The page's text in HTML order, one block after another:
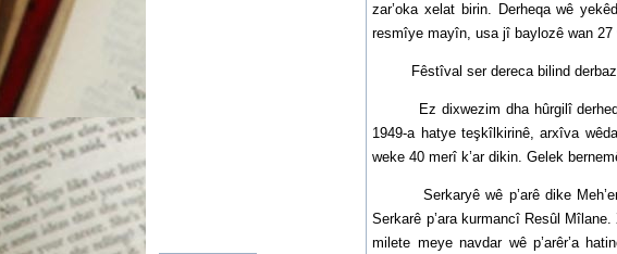
zar’oka xelat birin. Derheqa wê
resmîye mayîn, usa jî baylozê wan 27
Fêstîval ser dereca bilind derbaz
Ez dixwezim dha hûrgilî derheqa
1949-a hatye teşkîlkirinê, arxîva
weke 40 merî k’ar dikin. Gelek
Serkaryê wê p’arê dike
Serkarê p’ara kurmancî Resûl
milete meye navdar wê p’arêr’a